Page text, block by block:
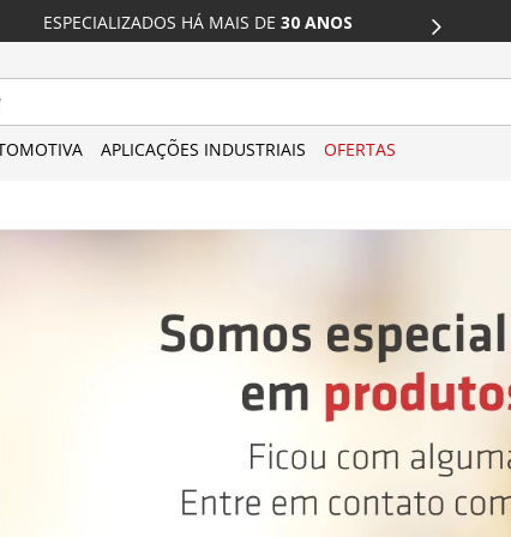
ESPECIALIZADOS HÁ MAIS DE 30 ANOS
CARTÃO
APLICAÇÕES INDUSTRIAIS OFERTAS